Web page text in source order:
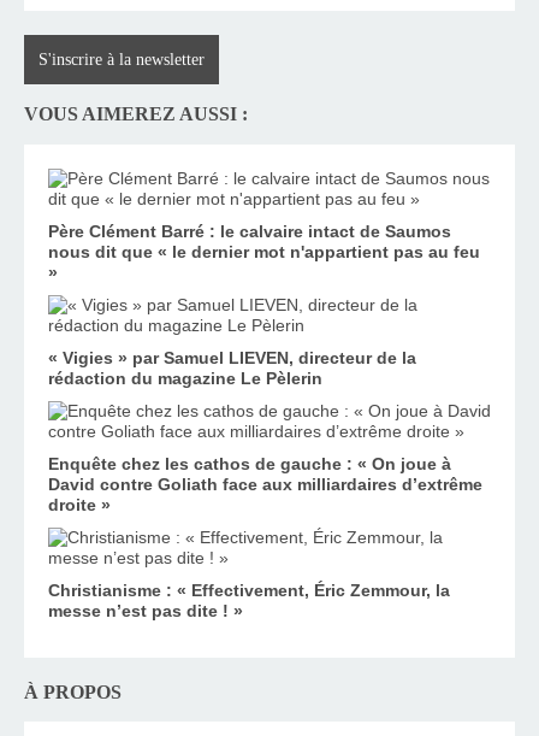
S'inscrire à la newsletter
VOUS AIMEREZ AUSSI :
Père Clément Barré : le calvaire intact de Saumos
nous dit que « le dernier mot n'appartient pas au feu
»
« Vigies » par Samuel LIEVEN, directeur de la
rédaction du magazine Le Pèlerin
Enquête chez les cathos de gauche : « On joue à
David contre Goliath face aux milliardaires d’extrême
droite »
Christianisme : « Effectivement, Éric Zemmour, la
messe n’est pas dite ! »
À PROPOS